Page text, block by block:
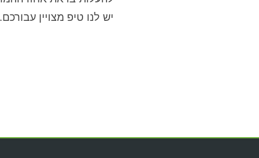
יש לנו טיפ מצויין עבורכם.